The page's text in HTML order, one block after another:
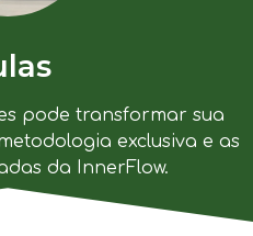
pode transformar sua
exclusiva e as
da InnerFlow.